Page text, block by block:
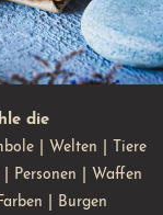
die
Welten
Tiere
Personen
Waffen
Burgen